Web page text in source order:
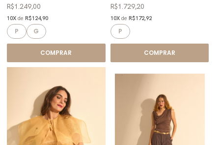
R$1.249,00
10X de R$124,90
P G
COMPRAR
R$1.729,20
10X de R$172,92
P
COMPRAR